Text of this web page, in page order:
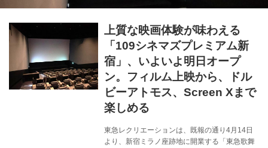
上質な映画体験が味わえる
「109シネマズプレミアム新
宿」、いよいよ明日オープ
ン。フィルム上映から、ドル
ビーアトモス、Screen Xまで
楽しめる
東急レクリエーションは、既報の通り4月14日
より、新宿ミラノ座跡地に開業する「東急歌舞